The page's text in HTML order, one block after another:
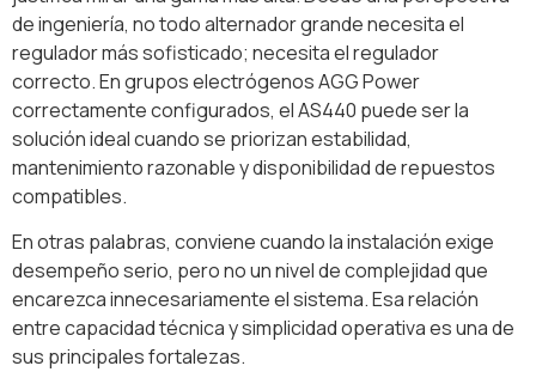
de ingeniería, no todo alternador grande necesita el
regulador más sofisticado; necesita el regulador
correcto. En grupos electrógenos AGG Power
correctamente configurados, el AS440 puede ser la
solución ideal cuando se priorizan estabilidad,
mantenimiento razonable y disponibilidad de repuestos
compatibles.
En otras palabras, conviene cuando la instalación exige
desempeño serio, pero no un nivel de complejidad que
encarezca innecesariamente el sistema. Esa relación
entre capacidad técnica y simplicidad operativa es una de
sus principales fortalezas.